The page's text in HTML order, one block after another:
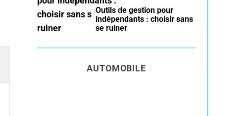
Outils de gestion pour
indépendants : choisir sans
se ruiner
AUTOMOBILE